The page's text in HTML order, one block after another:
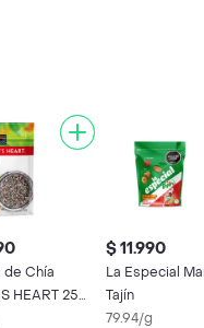
de Chía
HEART 250
$ 11.990
La Especial
Tajín
79.94/g